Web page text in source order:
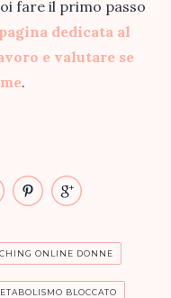
fare il primo passo
dedicata al
e valutare se
.
ONLINE DONNE
BLOCCATO